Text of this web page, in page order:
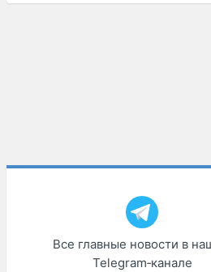
Все главные новости в
Telegram‑канале